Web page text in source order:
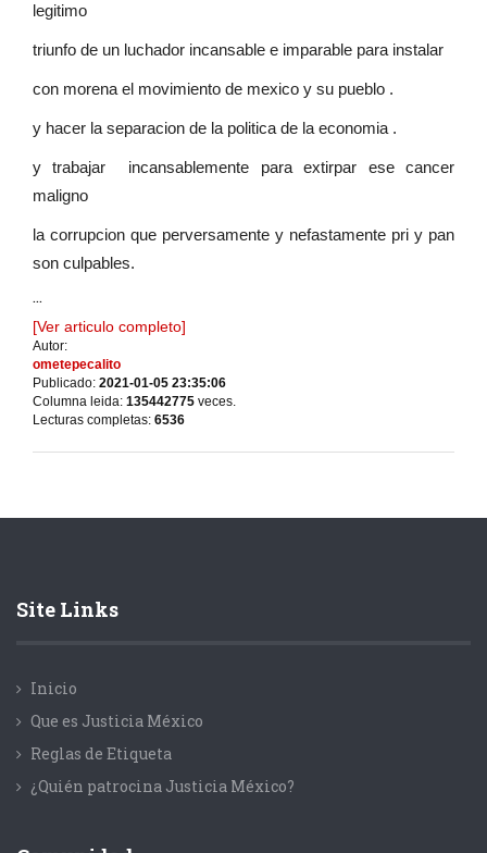
legitimo
triunfo de un luchador incansable e imparable para instalar
con morena el movimiento de mexico y su pueblo .
y hacer la separacion de la politica de la economia .
y trabajar incansablemente para extirpar ese cancer
maligno
la corrupcion que perversamente y nefastamente pri y pan
son culpables.
...
[Ver articulo completo]
Autor:
ometepecalito
Publicado: 2021-01-05 23:35:06
Columna leida: 135442775 veces.
Lecturas completas: 6536
Site Links
Inicio
Que es Justicia México
Reglas de Etiqueta
¿Quién patrocina Justicia México?